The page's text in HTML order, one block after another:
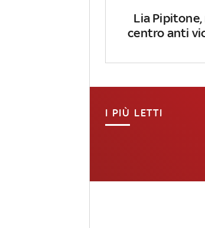
Lia
centro anti
I PIÙ LETTI